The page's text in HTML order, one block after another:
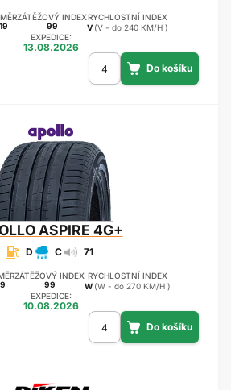
ZÁTĚŽOVÝ INDEX
99
RYCHLOSTNÍ INDEX
V (V - do 240 KM/H )
EXPEDICE:
13.08.2026
ASPIRE 4G+
D C 71
ZÁTĚŽOVÝ INDEX
99
RYCHLOSTNÍ INDEX
W (W - do 270 KM/H )
EXPEDICE:
10.08.2026